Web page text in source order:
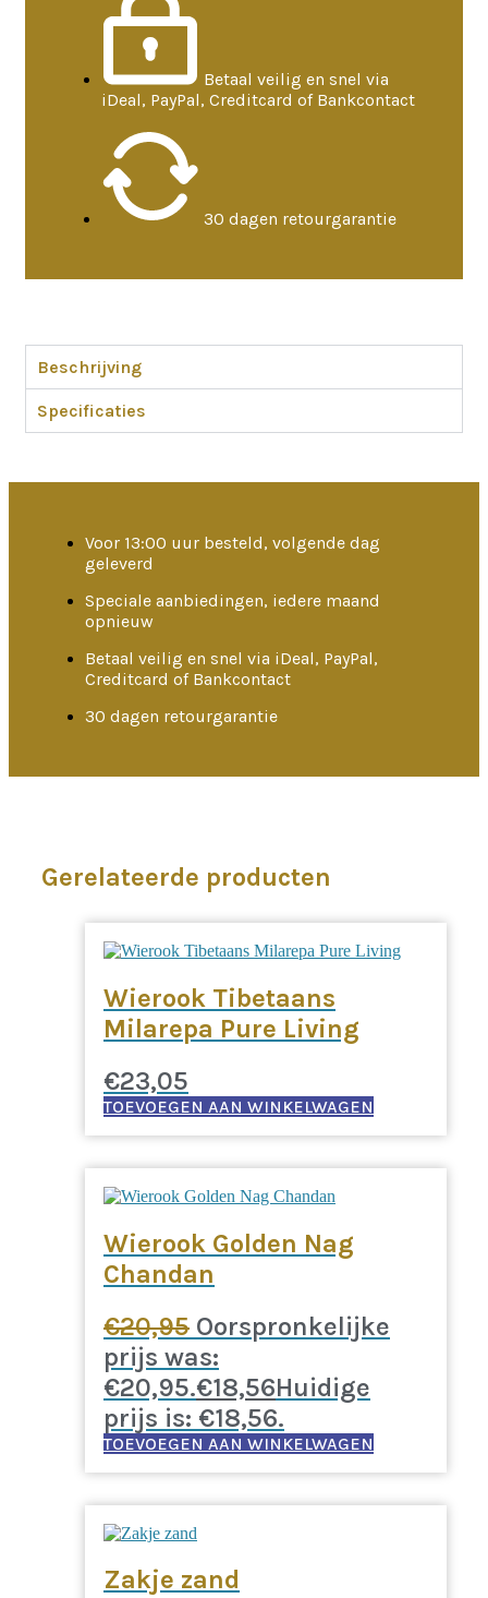
Betaal veilig en snel via
iDeal, PayPal, Creditcard of Bankcontact
30 dagen retourgarantie
Beschrijving
Specificaties
Voor 13:00 uur besteld, volgende dag
geleverd
Speciale aanbiedingen, iedere maand
opnieuw
Betaal veilig en snel via iDeal, PayPal,
Creditcard of Bankcontact
30 dagen retourgarantie
Gerelateerde producten
Wierook Tibetaans
Milarepa Pure Living
€23,05
TOEVOEGEN AAN WINKELWAGEN
Wierook Golden Nag
Chandan
€20,95 Oorspronkelijke
prijs was:
€20,95.€18,56Huidige
prijs is: €18,56.
TOEVOEGEN AAN WINKELWAGEN
Zakje zand